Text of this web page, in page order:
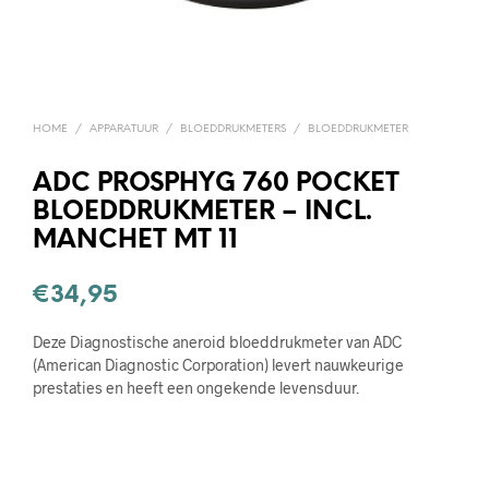
HOME / APPARATUUR / BLOEDDRUKMETERS / BLOEDDRUKMETER
ADC PROSPHYG 760 POCKET
BLOEDDRUKMETER – INCL.
MANCHET MT 11
€34,95
Deze Diagnostische aneroid bloeddrukmeter van ADC
(American Diagnostic Corporation) levert nauwkeurige
prestaties en heeft een ongekende levensduur.